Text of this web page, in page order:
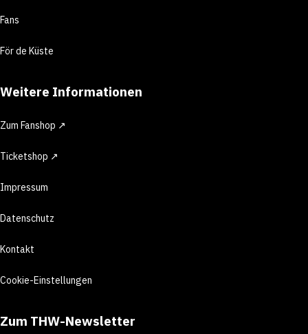
Fans
För de Küste
Weitere Informationen
Zum Fanshop ↗
Ticketshop ↗
Impressum
Datenschutz
Kontakt
Cookie-Einstellungen
Zum THW-Newsletter